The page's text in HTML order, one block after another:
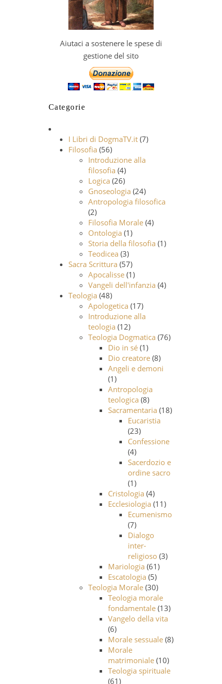
Aiutaci a sostenere le spese di
gestione del sito
Categorie
I Libri di DogmaTV.it(7)
Filosofia (56)
Introduzione alla
filosofia (4)
Logica (26)
Gnoseologia (24)
Antropologia filosofica
(2)
Filosofia Morale(4)
Ontologia (1)
Storia della filosofia (1)
Teodicea (3)
Sacra Scrittura (57)
Apocalisse(1)
Vangeli dell'infanzia (4)
Teologia (48)
Apologetica (17)
Introduzione alla
teologia (12)
Teologia Dogmatica (76)
Dio in sé(1)
Dio creatore(8)
Angeli e demoni
(1)
Antropologia
teologica (8)
Sacramentaria (18)
Eucaristia
(23)
Confessione
(4)
Sacerdozio e
ordine sacro
(1)
Cristologia (4)
Ecclesiologia (11)
Ecumenismo
(7)
Dialogo
inter-
religioso(3)
Mariologia (61)
Escatologia (5)
Teologia Morale(30)
Teologia morale
fondamentale(13)
Vangelo della vita
(6)
Morale sessuale(8)
Morale
matrimoniale(10)
Teologia spirituale
(61)